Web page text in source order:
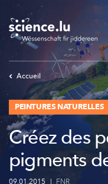
to
main
content
Accueil
PEINTURES NATURELLES
Créez des
pigments
09.01.2015 | FNR